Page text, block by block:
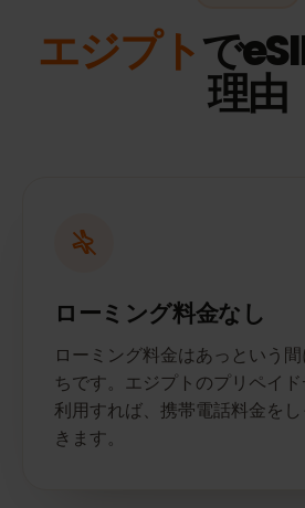
エジプトで
理由
ローミング料金なし
ローミング料金はあっという
ちです。エジプトのプリペイ
利用すれば、携帯電話料金を
きます。